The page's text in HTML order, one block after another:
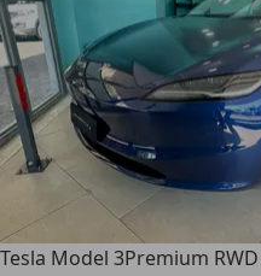
Tesla Model 3Premium